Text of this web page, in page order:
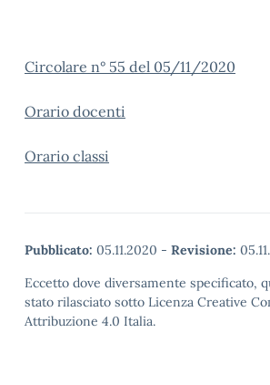
Circolare n° 55 del 05/11/2020
Orario docenti
Orario classi
Pubblicato: 05.11.2020 - Revisione:
Eccetto dove diversamente specificato,
stato rilasciato sotto Licenza Creative
Attribuzione 4.0 Italia.